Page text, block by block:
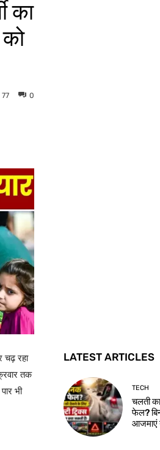
का
0
77
चढ़ रहा
तक
भी
LATEST ARTICLES
TECH
चलती
फेल?
आजमाएं